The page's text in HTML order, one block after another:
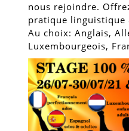
nous rejoindre.
pratique linguistique
Au choix: Anglais,
Luxembourgeois,